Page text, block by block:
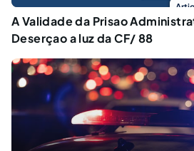
A Validade da Prisao
Deserçao a luz da CF/ 88